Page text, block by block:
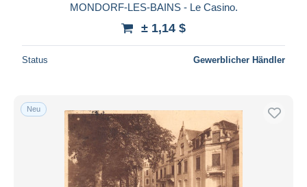
MONDORF-LES-BAINS - Le Casino.
± 1,14 $
Status Gewerblicher Händler
Neu